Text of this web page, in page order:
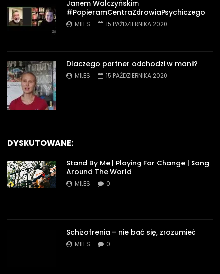
Janem Walczyńskim
#PopieramCentraZdrowiaPsychiczego
MILES 15 PAŹDZIERNIKA 2020
Dlaczego partner odchodzi w manii?
MILES 15 PAŹDZIERNIKA 2020
DYSKUTOWANE:
Stand By Me | Playing For Change | Song
Around The World
MILES 0
Schizofrenia – nie bać się, zrozumieć
MILES 0